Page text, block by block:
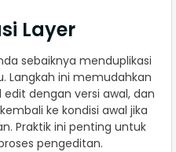
Layer
sebaiknya menduplikasi
Langkah ini memudahkan
dengan versi awal, dan
ke kondisi awal jika
Praktik ini penting untuk
pengeditan.